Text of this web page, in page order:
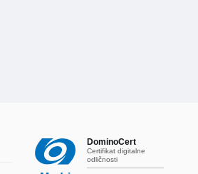
DominoCert
Certifikat digitalne
odličnosti